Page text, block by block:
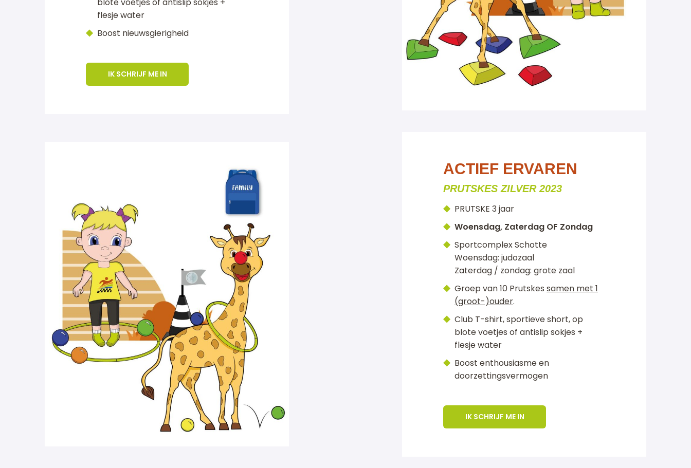
flesje water
Boost nieuwsgierigheid
IK SCHRIJF ME IN
ACTIEF ERVAREN
PRUTSKES ZILVER 2023
PRUTSKE 3 jaar
Woensdag, Zaterdag OF Zondag
Sportcomplex Schotte
Woensdag: judozaal
Zaterdag / zondag: grote zaal
Groep van 10 Prutskes samen met 1
(groot-)ouder.
Club T-shirt, sportieve short, op
blote voetjes of antislip sokjes +
flesje water
Boost enthousiasme en
doorzettingsvermogen
IK SCHRIJF ME IN